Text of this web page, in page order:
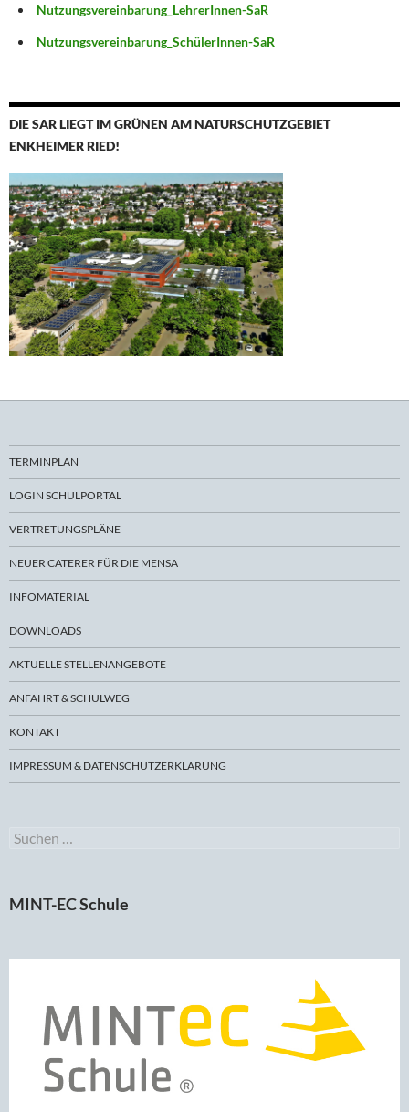
Nutzungsvereinbarung_LehrerInnen-SaR
Nutzungsvereinbarung_SchülerInnen-SaR
DIE SAR LIEGT IM GRÜNEN AM NATURSCHUTZGEBIET
ENKHEIMER RIED!
TERMINPLAN
LOGIN SCHULPORTAL
VERTRETUNGSPLÄNE
NEUER CATERER FÜR DIE MENSA
INFOMATERIAL
DOWNLOADS
AKTUELLE STELLENANGEBOTE
ANFAHRT & SCHULWEG
KONTAKT
IMPRESSUM & DATENSCHUTZERKLÄRUNG
Suchen
MINT-EC Schule